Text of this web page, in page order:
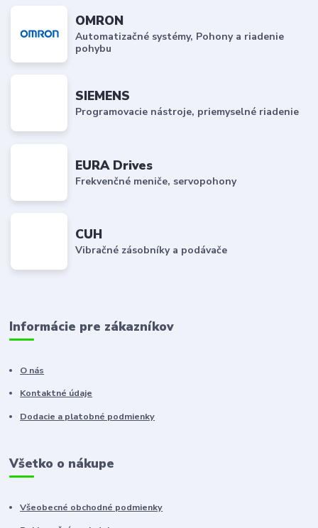
OMRON
Automatizačné systémy, Pohony a riadenie
pohybu
SIEMENS
Programovacie nástroje, priemyselné riadenie
EURA Drives
Frekvenčné meniče, servopohony
CUH
Vibračné zásobníky a podávače
Informácie pre zákazníkov
O nás
Kontaktné údaje
Dodacie a platobné podmienky
Všetko o nákupe
Všeobecné obchodné podmienky